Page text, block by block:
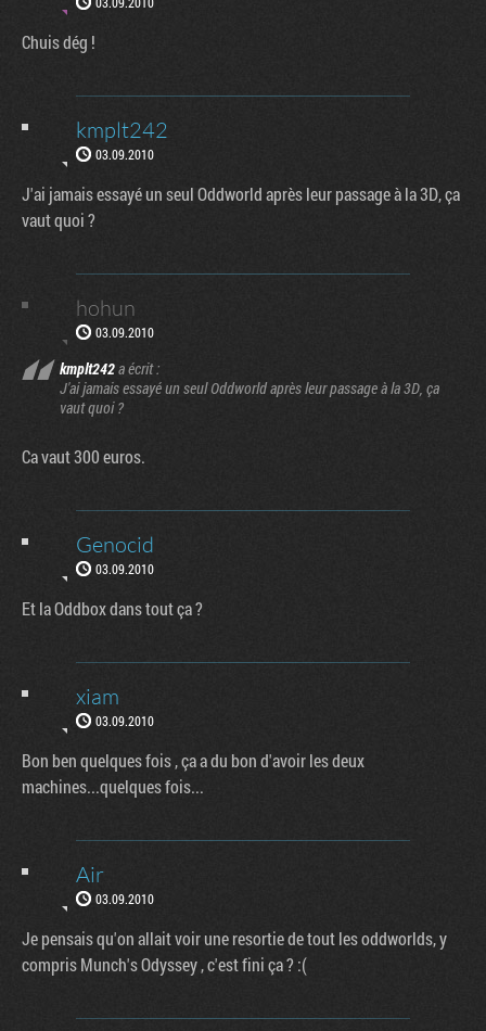
Chuis dég !
kmplt242
03.09.2010
J'ai jamais essayé un seul Oddworld après leur passage à la 3D, ça
vaut quoi ?
hohun
03.09.2010
kmplt242a écrit :
J'ai jamais essayé un seul Oddworld après leur passage à la 3D, ça
vaut quoi ?
Ca vaut 300 euros.
Genocid
03.09.2010
Et la Oddbox dans tout ça ?
xiam
03.09.2010
Bon ben quelques fois , ça a du bon d'avoir les deux
machines...quelques fois...
Air
03.09.2010
Je pensais qu'on allait voir une resortie de tout les oddworlds, y
compris Munch's Odyssey , c'est fini ça ? :(